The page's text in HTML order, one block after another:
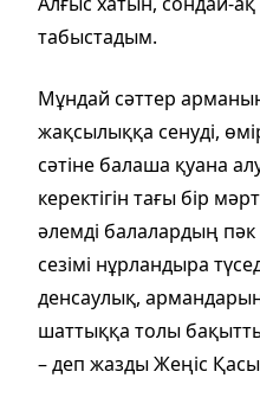
табыстадым.
Мұндай сәттер
жақсылыққа сенуді,
сәтіне балаша қуана
керектігін тағы бір
әлемді балалардың
сезімі нұрландыра
денсаулық,
шаттыққа толы
– деп жазды Жеңіс